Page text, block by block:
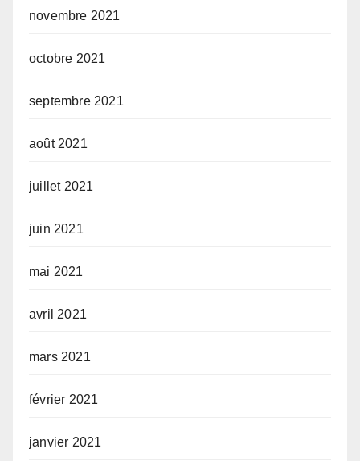
novembre 2021
octobre 2021
septembre 2021
août 2021
juillet 2021
juin 2021
mai 2021
avril 2021
mars 2021
février 2021
janvier 2021